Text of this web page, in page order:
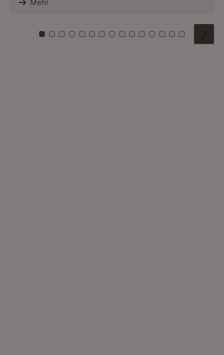
Mehr
Zu Kachel: 0
Zu Kachel: 1
Zu Kachel: 2
Zu Kachel: 3
Zu Kachel: 4
Zu Kachel: 5
Zu Kachel: 6
Zu Kachel: 7
Zu Kachel: 8
Zu Kachel: 9
Zu Kachel: 10
Zu Kachel: 11
Zu Kachel: 12
Zu Kachel:
Zu